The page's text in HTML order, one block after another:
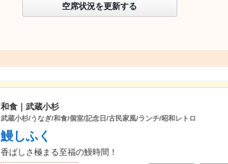
空席状況を更新する
和食｜武蔵小杉
武蔵小杉/うなぎ/和食/個室/記念日/古民家風/ランチ/昭和レトロ
鰻しふく
香ばしさ極まる至福の鰻時間！